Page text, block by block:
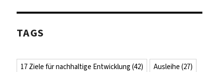
TAGS
17 Ziele für nachhaltige Entwicklung (42) Ausleihe (27)